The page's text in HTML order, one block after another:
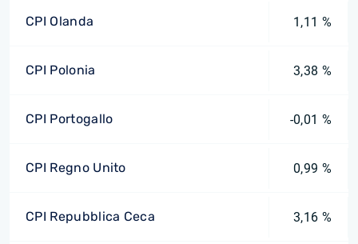
CPI Olanda 1,11 %
CPI Polonia 3,38 %
CPI Portogallo -0,01 %
CPI Regno Unito 0,99 %
CPI Repubblica Ceca 3,16 %